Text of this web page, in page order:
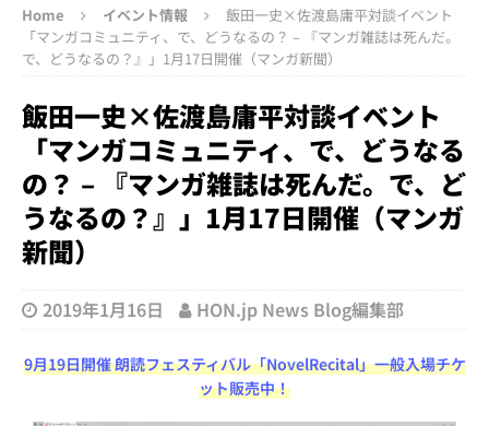
Home イベント情報
飯田一史×佐渡島庸平対談イベント
「マンガコミュニティ、で、どうなるの？ – 『マンガ雑誌は死んだ。
で、どうなるの？』」1月17日開催（マンガ新聞）
飯田一史×佐渡島庸平対談イベント
「マンガコミュニティ、で、どうなる
の？ – 『マンガ雑誌は死んだ。で、ど
うなるの？』」1月17日開催（マンガ
新聞）
2019年1月16日 HON.jp News Blog編集部
9月19日開催 朗読フェスティバル「NovelRecital」一般入場チケ
ット販売中！